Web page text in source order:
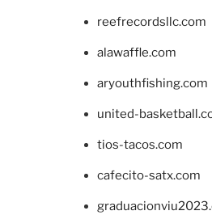
reefrecordsllc.com
alawaffle.com
aryouthfishing.com
united-
tios-tacos.com
cafecito-satx.com